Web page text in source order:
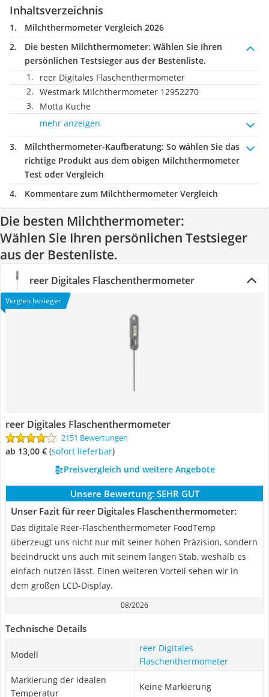
Inhaltsverzeichnis
Milchthermometer Vergleich 2026
Die besten Milchthermometer: Wählen Sie Ihren
persönlichen Testsieger aus der Bestenliste.
reer Digitales Flaschenthermometer
Westmark Milchthermometer 12952270
Motta Kuche
mehr anzeigen
Milchthermometer-Kaufberatung: So wählen Sie das
richtige Produkt aus dem obigen Milchthermometer
Test oder Vergleich
Kommentare zum Milchthermometer Vergleich
Die besten Milchthermometer:
Wählen Sie Ihren persönlichen Testsieger
aus der Bestenliste.
reer Digitales Flaschenthermometer
Vergleichssieger
reer Digitales Flaschenthermometer
2151 Bewertungen
ab 13,00 € ( Sofort lieferbar)
Preisvergleich und weitere Angebote
Unsere Bewertung: SEHR GUT
Unser Fazit für reer Digitales Flaschenthermometer:
Das digitale Reer-Flaschenthermometer FoodTemp
überzeugt uns nicht nur mit seiner hohen Präzision, sondern
beeindruckt uns auch mit seinem langen Stab, weshalb es
einfach nutzen lässt. Einen weiteren Vorteil sehen wir in
dem großen LCD-Display.
08/2026
Technische Details
Modell
reer Digitales
Flaschenthermometer
Markierung der idealen
Temperatur
Keine Markierung